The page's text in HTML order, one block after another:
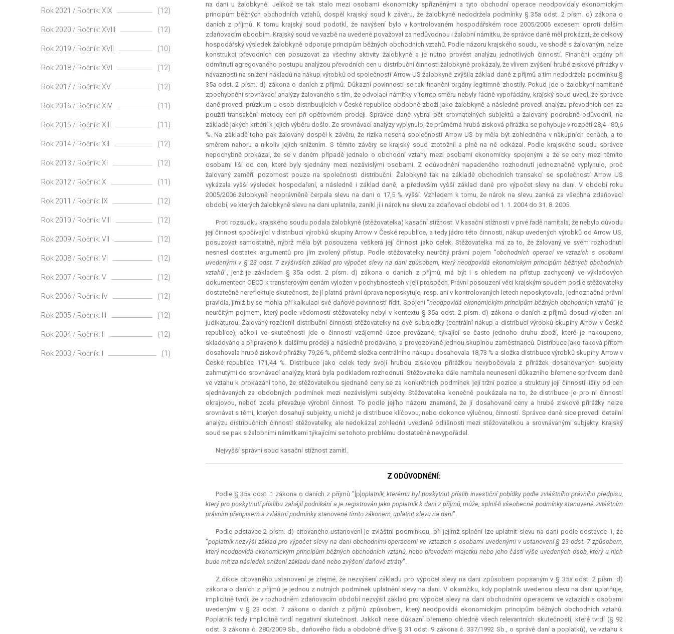
na dani u žalobkyně. Jelikož se tak stalo mezi osobami ekonomicky spřízněnými a tyto obchodní operace neodpovídaly ekonomickým
principům běžných obchodních vztahů, dospěl krajský soud k závěru, že žalobkyně nedodržela podmínky § 35a odst. 2 písm. d) zákona o
daních z příjmů. K tomu krajský soud podotkl, že navýšení bylo v kontrolovaném hospodářském roce 2005/2006 excesem oproti dalším
zdaňovacím obdobím. Krajský soud ve vazbě na uvedené považoval za nedůvodnou i žalobní námitku, že správce daně měl prokázat, že celkový
hospodářský výsledek žalobkyně odporuje principům běžných obchodních vztahů. Podle názoru krajského soudu, ve shodě s žalovaným, nelze
konstrukci převodních cen posuzovat za všechny aktivity žalobkyně a je nutno provést analýzu jednotlivých činností. Finanční orgány při
odmítnutí agregovaného postupu analýzou převodních cen u distribuční činnosti žalobkyně prokázaly, že vlivem zvýšení hrubé ziskové přirážky v
návaznosti na snížení nákladů na nákup výrobků od společnosti Arrow US žalobkyně zvýšila základ daně z příjmů a tím nedodržela podmínku §
35a odst. 2 písm. d) zákona o daních z příjmů. Důkazní povinnosti se tak finanční orgány legitimně zhostily. Pokud jde o žalobkyní namítané
zpochybnění srovnávací analýzy žalovaného s tím, že odvolací námitky v tomto směru nebyly řádně vypořádány, krajský soud uvedl, že správce
daně provedl průzkum u osob distribuujících v České republice obdobné zboží jako žalobkyně a následně provedl analýzu převodních cen za
použití transakční metody cen při opětovném prodeji. Správce daně vybral pět srovnatelných subjektů a žalovaný podrobně odůvodnil, na
základě jakých kritérií k jejich výběru došlo. Ze srovnávací analýzy vyplynulo, že průměrná hrubá zisková přirážka se pohybuje v rozpětí 28,4 - 80,6
%. Na základě toho pak žalovaný dospěl k závěru, že rizika nesená společností Arrow US by měla být zohledněna v nákupních cenách, a to
směrem nahoru a nikoliv jejich snížením. S těmito závěry se krajský soud ztotožnil a plně na ně odkázal. Podle krajského soudu správce
nepochybně prokázal, že se v daném případě jednalo o obchodní vztahy mezi osobami ekonomicky spojenými a že se ceny mezi těmito
osobami liší od cen, které byly sjednány mezi nezávislými osobami. Z odůvodnění napadeného rozhodnutí jednoznačně vyplynulo, proč
žalovaný zaměřil pozornost pouze na společnosti distribuční. Žalobkyně tak na základě obchodních transakcí se společností Arrow US
vykázala vyšší výsledek hospodaření, a následně i základ daně, a především vyšší základ daně pro výpočet slevy na dani. V období roku
2005/2006 žalobkyně neoprávněně čerpala slevu na dani o 17,5 % vyšší. Vzhledem k tomu, že nárok na slevu zaniká za všechna zdaňovací
období, ve kterých žalobkyně slevu na dani uplatnila, zanikl jí i nárok na slevu za zdaňovací období od 1. 1. 2004 do 31. 8. 2005.
Proti rozsudku krajského soudu podala žalobkyně (stěžovatelka) kasační stížnost. V kasační stížnosti v prvé řadě namítala, že nebylo důvodu
její činnost spočívající v distribuci výrobků skupiny Arrow v České republice, a tedy jádro této činnosti, nákup uvedených výrobků od Arrow US,
posuzovat samostatně, nýbrž měla být posouzena veškerá její činnost jako celek. Stěžovatelka má za to, že žalovaný ve svém rozhodnutí
nesnesl dostatek argumentů pro jím zvolený přístup. Podle stěžovatelky neurčitý právní pojem "obchodních operací ve vztazích s osobami
uvedenými v § 23 odst. 7 zvýšivších základ pro výpočet slevy na dani způsobem, který neodpovídá ekonomickým principům běžných obchodních
vztahů", jenž je základem § 35a odst. 2 písm. d) zákona o daních z příjmů, má být i s ohledem na přístup zachycený ve výkladových
dokumentech OECD k transferovým cenám vyložen v pochybnostech v její prospěch. Právní posouzení věci krajským soudem podle stěžovatelky
dostatečně nereflektuje skutečnost, že jí platná právní úprava neposkytuje, resp. ani v kontrolovaných letech neposkytovala, jednoznačná právní
pravidla, jimiž by se mohla při kalkulaci své daňové povinnosti řídit. Spojení "neodpovídá ekonomickým principům běžných obchodních vztahů" je
neurčitým pojmem, který podle vědomosti stěžovatelky nebyl v kontextu § 35a odst. 2 písm. d) zákona o daních z příjmů dosud vyložen ani
judikaturou. Žalovaný rozčlenil distribuční činnosti stěžovatelky na dvě subsložky (centrální nákup a distribuci výrobků skupiny Arrow v České
republice), ačkoli ve skutečnosti jde o činnosti vzájemně úzce provázané, týkající se často jednoho druhu zboží, které je nakoupeno,
skladováno a připraveno k dalšímu prodeji a následně prodáváno, a provozované jednou skupinou zaměstnanců. Distribuce jako taková přitom
dosahovala hrubé ziskové přirážky 79,26 %, přičemž složka centrálního nákupu dosahovala 18,73 % a složka distribuce výrobků skupiny Arrow v
České republice 171,44 %. Distribuce jako celek tedy svojí hrubou ziskovou přirážkou nevybočovala z přirážek dosahovaných subjekty
zahrnutými do srovnávací analýzy, která byla podkladem rozhodnutí. Stěžovatelka dále namítala neunesení důkazního břemene správcem daně
ve vztahu k prokázání toho, že stěžovatelkou sjednané ceny se za konkrétních podmínek její tržní pozice a struktury její činností lišily od cen
sjednávaných za obdobných podmínek mezi nezávislými subjekty. Stěžovatelka konečně poukázala na to, že distribuce je pro ni činností
okrajovou, neboť zcela převažuje výrobní činnost. To podle jejího názoru znamená, že jí dosahované ceny a hrubé ziskové přirážky nelze
srovnávat s těmi, kterých dosahují subjekty, u nichž je distribuce klíčovou, nebo dokonce výlučnou, činností. Správce daně sice provedl detailní
analýzu distribučních činností stěžovatelky, ale nedokázal zohlednit uvedené odlišnosti mezi stěžovatelkou a srovnávanými subjekty. Krajský
soud se pak s žalobními námitkami týkajícími se tohoto problému dostatečně nevypořádal.
Nejvyšší správní soud kasační stížnost zamítl.
Z ODŮVODNĚNÍ:
Podle § 35a odst. 1 zákona o daních z příjmů "[p] oplatník, kterému byl poskytnut příslib investiční pobídky podle zvláštního právního předpisu,
který pro poskytnutí příslibu zahájil podnikání a je registrován jako poplatník k dani z příjmů, může, splnil-li všeobecné podmínky stanovené zvláštním
právním předpisem a zvláštní podmínky stanovené tímto zákonem, uplatnit slevu na dani".
Podle odstavce 2 písm. d) citovaného ustanovení je zvláštní podmínkou, při jejímž splnění lze uplatnit slevu na dani podle odstavce 1, že
"poplatník nezvýší základ pro výpočet slevy na dani obchodními operacemi ve vztazích s osobami uvedenými v ustanovení § 23 odst. 7 způsobem,
který neodpovídá ekonomickým principům běžných obchodních vztahů, nebo převodem majetku nebo jeho části výše uvedených osob, který u nich
bude mít za následek snížení základu daně nebo zvýšení daňové ztráty".
Z dikce citovaného ustanovení je zřejmé, že nezvýšení základu pro výpočet slevy na dani způsobem popsaným v § 35a odst. 2 písm. d)
zákona o daních z příjmů je jednou z nutných podmínek uplatnění slevy na dani. V okamžiku, kdy poplatník uvedenou slevu na dani uplatňuje,
implicitně tvrdí, že v rozhodném zdaňovacím období nezvýšil základ pro výpočet slevy na dani obchodními operacemi ve vztazích s osobami
uvedenými v § 23 odst. 7 zákona o daních z příjmů způsobem, který neodpovídá ekonomickým principům běžných obchodních vztahů.
Poplatník tedy implicitně tvrdí negativní skutečnost. Jakkoli nese důkazní břemeno ohledně všech relevantních skutečností, které tvrdí (§ 92
odst. 3 zákona č. 280/2009 Sb., daňového řádu a obdobně dříve § 31 odst. 9 zákona č. 337/1992 Sb., o správě daní a poplatků), ve vztahu k
Rok 2021 / Ročník: XIX (12)
Rok 2020 / Ročník: XVIII (12)
Rok 2019 / Ročník: XVII (10)
Rok 2018 / Ročník: XVI (12)
Rok 2017 / Ročník: XV (12)
Rok 2016 / Ročník: XIV (11)
Rok 2015 / Ročník: XIII (11)
Rok 2014 / Ročník: XII (12)
Rok 2013 / Ročník: XI (12)
Rok 2012 / Ročník: X (11)
Rok 2011 / Ročník: IX (12)
Rok 2010 / Ročník: VIII (12)
Rok 2009 / Ročník: VII (12)
Rok 2008 / Ročník: VI (12)
Rok 2007 / Ročník: V (12)
Rok 2006 / Ročník: IV (12)
Rok 2005 / Ročník: III (12)
Rok 2004 / Ročník: II (12)
Rok 2003 / Ročník: I (1)